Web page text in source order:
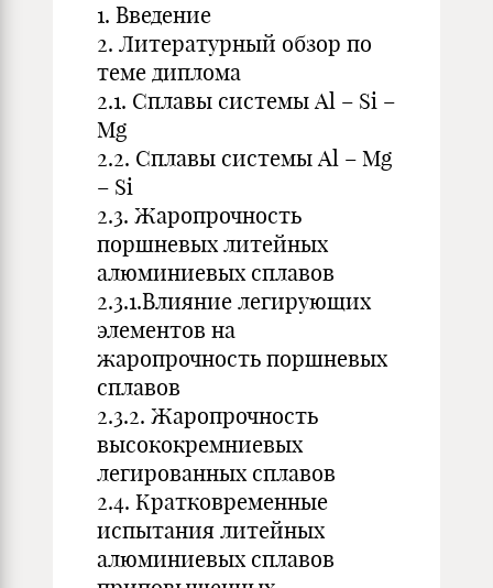
1. Введение
2. Литературный обзор по
теме диплома
2.1. Сплавы системы Al – Si –
Mg
2.2. Сплавы системы Al – Mg
– Si
2.3. Жаропрочность
поршневых литейных
алюминиевых сплавов
2.3.1.Влияние легирующих
элементов на
жаропрочность поршневых
сплавов
2.3.2. Жаропрочность
высококремниевых
легированных сплавов
2.4. Кратковременные
испытания литейных
алюминиевых сплавов